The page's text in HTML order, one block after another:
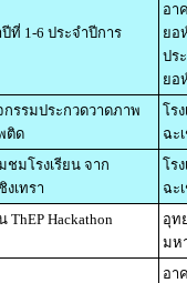
ที่ 1-6 ประจำปีการ
อา
ยอ
ปร
ยอ
รรมประกวดวาดภาพ
ติด
โร
ฉะ
ชมโรงเรียน จาก
เทรา
โร
ฉะ
Hackathon
อุท
มห
อา